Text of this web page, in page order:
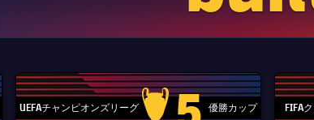
UEFAチャンピオンズリーグ
Champions League trophy
優勝カップ FIFA